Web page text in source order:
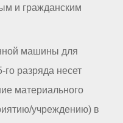
и гражданским
машины для
го разряда несет
материального
учреждению) в